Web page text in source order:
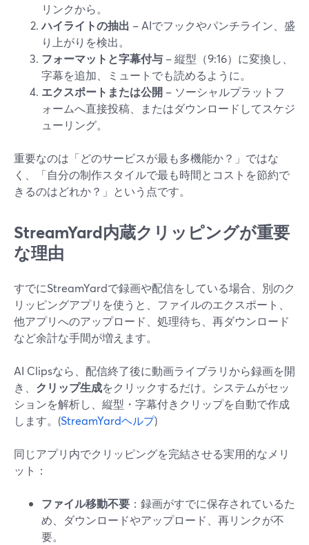
リンクから。
ハイライトの抽出 – AIでフックやパンチライン、盛
り上がりを検出。
フォーマットと字幕付与 – 縦型（9:16）に変換し、
字幕を追加、ミュートでも読めるように。
エクスポートまたは公開 – ソーシャルプラットフ
ォームへ直接投稿、またはダウンロードしてスケジ
ューリング。
重要なのは「どのサービスが最も多機能か？」ではな
く、「自分の制作スタイルで最も時間とコストを節約で
きるのはどれか？」という点です。
StreamYard内蔵クリッピングが重要
な理由
すでにStreamYardで録画や配信をしている場合、別のク
リッピングアプリを使うと、ファイルのエクスポート、
他アプリへのアップロード、処理待ち、再ダウンロード
など余計な手間が増えます。
AI Clipsなら、配信終了後に動画ライブラリから録画を開
き、 クリップ生成をクリックするだけ。システムがセッ
ションを解析し、縦型・字幕付きクリップを自動で作成
します。(StreamYardヘルプ)
同じアプリ内でクリッピングを完結させる実用的なメリ
ット：
ファイル移動不要 ：録画がすでに保存されているた
め、ダウンロードやアップロード、再リンクが不
要。